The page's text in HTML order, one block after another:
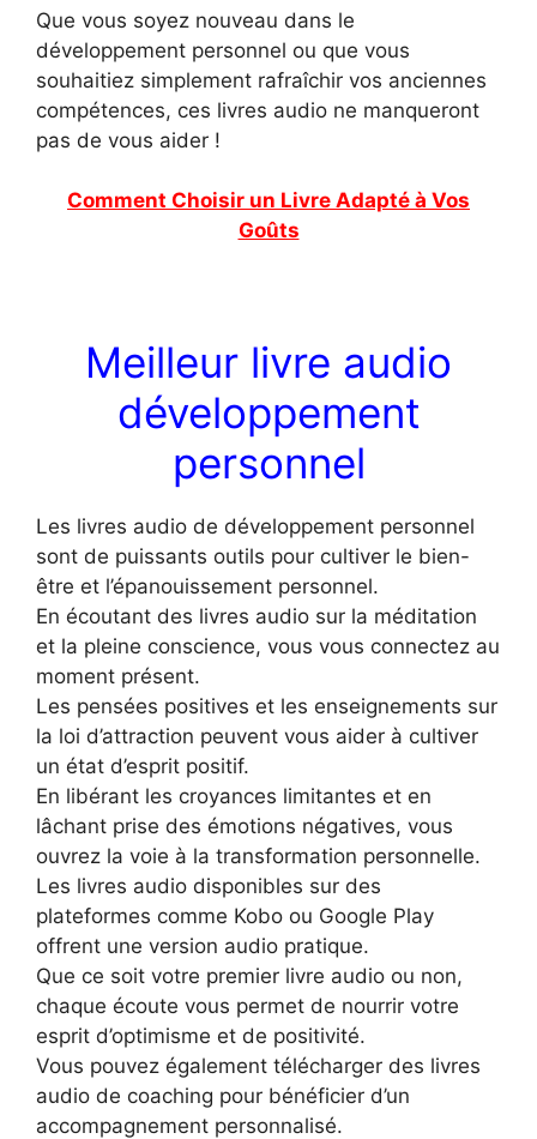
Que vous soyez nouveau dans le
développement personnel ou que vous
souhaitiez simplement rafraîchir vos anciennes
compétences, ces livres audio ne manqueront
pas de vous aider !
Comment Choisir un Livre Adapté à Vos
Goûts
Meilleur livre audio
développement
personnel
Les livres audio de développement personnel
sont de puissants outils pour cultiver le bien-
être et l’épanouissement personnel.
En écoutant des livres audio sur la méditation
et la pleine conscience, vous vous connectez au
moment présent.
Les pensées positives et les enseignements sur
la loi d’attraction peuvent vous aider à cultiver
un état d’esprit positif.
En libérant les croyances limitantes et en
lâchant prise des émotions négatives, vous
ouvrez la voie à la transformation personnelle.
Les livres audio disponibles sur des
plateformes comme Kobo ou Google Play
offrent une version audio pratique.
Que ce soit votre premier livre audio ou non,
chaque écoute vous permet de nourrir votre
esprit d’optimisme et de positivité.
Vous pouvez également télécharger des livres
audio de coaching pour bénéficier d’un
accompagnement personnalisé.